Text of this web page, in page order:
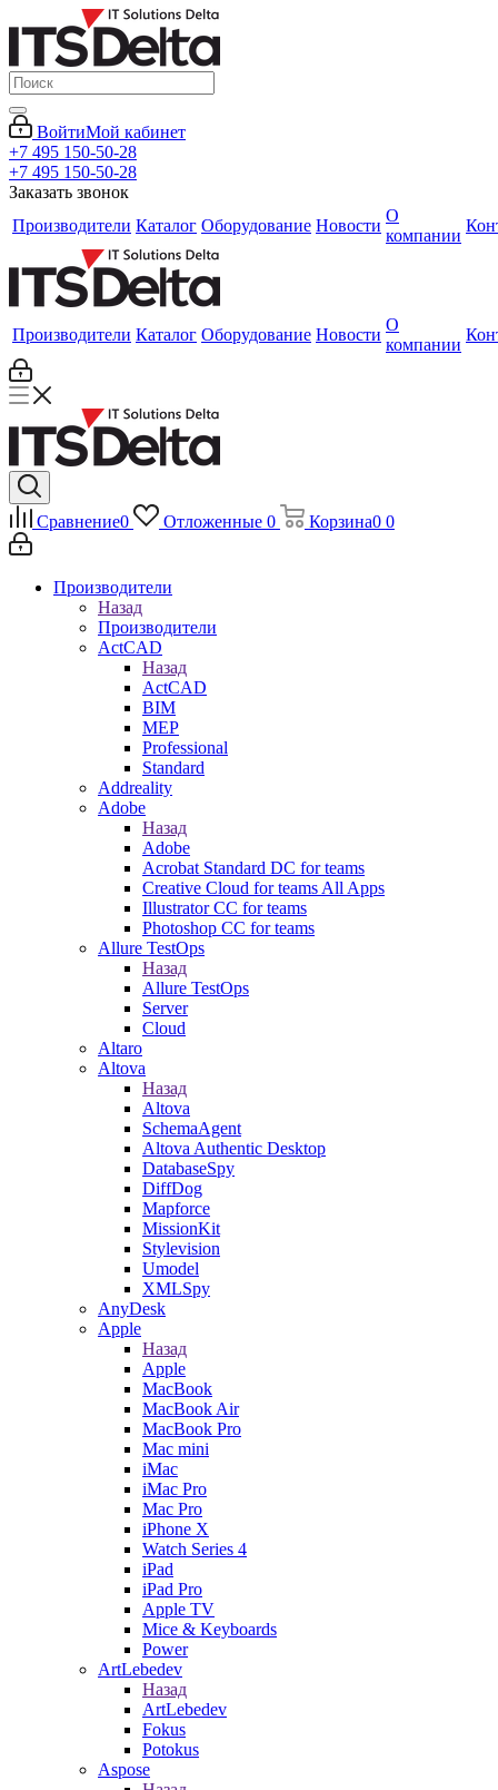
ВойтиМой кабинет
+7 495 150-50-28
+7 495 150-50-28
Заказать звонок
Производители Каталог Оборудование Новости
О
компании
Производители Каталог Оборудование Новости
О
компании
Сравнение0 Отложенные 0 Корзина0 0
Производители
Назад
Производители
ActCAD
Назад
ActCAD
BIM
MEP
Professional
Standard
Addreality
Adobe
Назад
Adobe
Acrobat Standard DC for teams
Creative Cloud for teams All Apps
Illustrator CC for teams
Photoshop CC for teams
Allure TestOps
Назад
Allure TestOps
Server
Cloud
Altaro
Altova
Назад
Altova
SchemaAgent
Altova Authentic Desktop
DatabaseSpy
DiffDog
Mapforce
MissionKit
Stylevision
Umodel
XMLSpy
AnyDesk
Apple
Назад
Apple
MacBook
MacBook Air
MacBook Pro
Mac mini
iMac
iMac Pro
Mac Pro
iPhone X
Watch Series 4
iPad
iPad Pro
Apple TV
Mice & Keyboards
Power
ArtLebedev
Назад
ArtLebedev
Fokus
Potokus
Aspose